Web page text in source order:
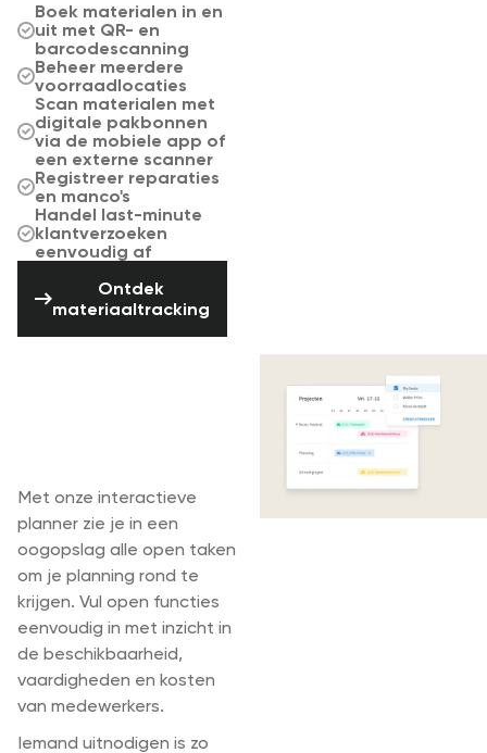
Boek materialen in en
uit met QR- en
barcodescanning
Beheer meerdere
voorraadlocaties
Scan materialen met
digitale pakbonnen
via de mobiele app of
een externe scanner
Registreer reparaties
en manco's
Handel last-minute
klantverzoeken
eenvoudig af
Ontdek
materiaaltracking
Met onze interactieve
planner zie je in een
oogopslag alle open taken
om je planning rond te
krijgen. Vul open functies
eenvoudig in met inzicht in
de beschikbaarheid,
vaardigheden en kosten
van medewerkers.
Iemand uitnodigen is zo